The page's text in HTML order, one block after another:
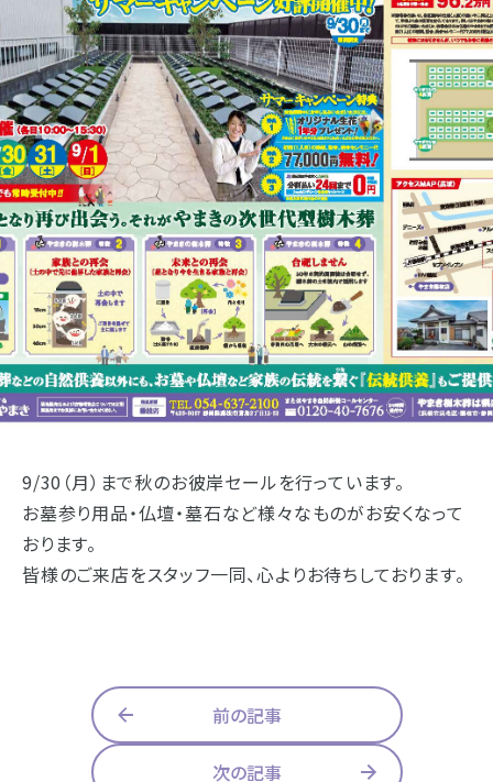
9/30（月）まで秋のお彼岸セールを行っています。
お墓参り用品・仏壇・墓石など様々なものがお安くなって
おります。
皆様のご来店をスタッフ一同、心よりお待ちしております。
前の記事
次の記事